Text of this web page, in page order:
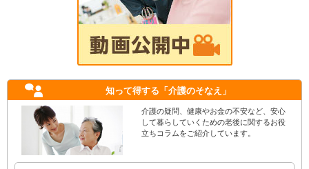
知って得する 「介護のそなえ」
介護の疑問、健康やお金の不安など、安心
して暮らしていくための老後に関するお役
立ちコラムをご紹介しています。